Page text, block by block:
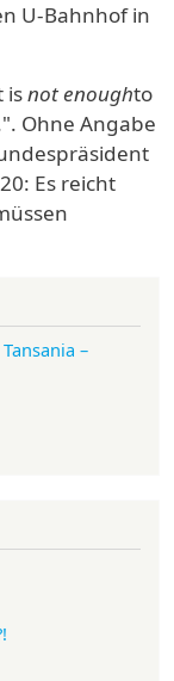
U-Bahnhof in
isnot enoughto
Ohne Angabe
Es reicht
–